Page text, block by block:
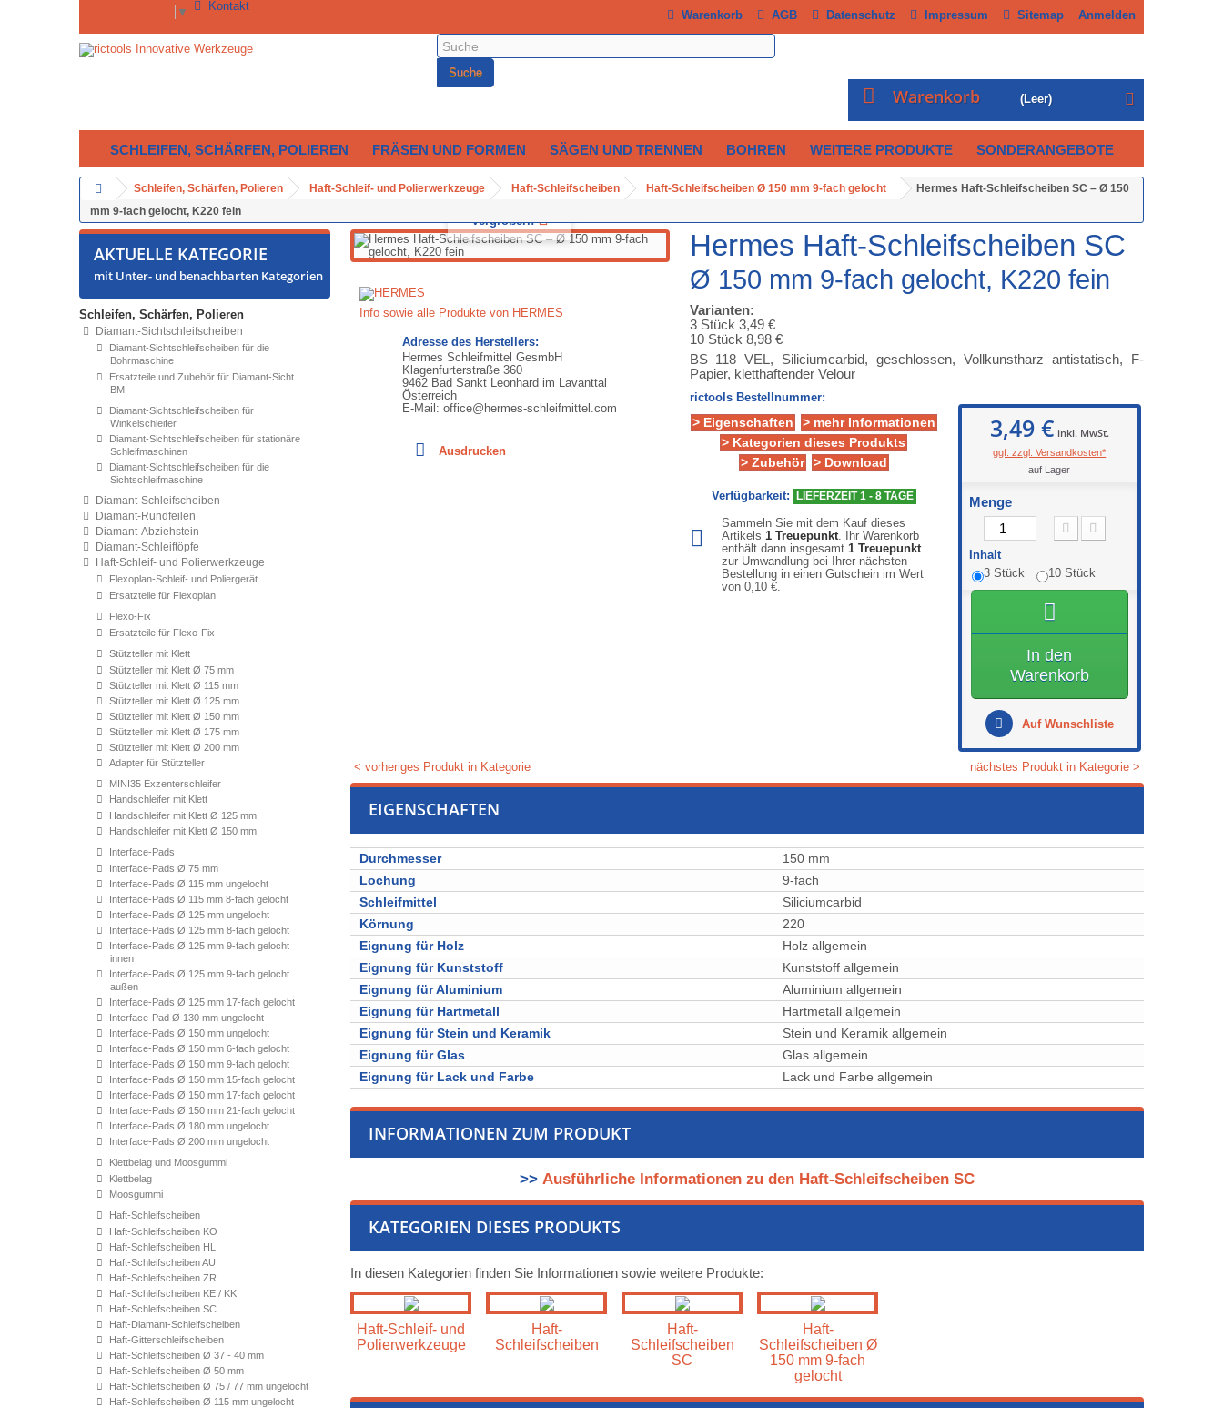
Anmelden
▼ Sitemap
Impressum
Datenschutz
AGB
Warenkorb
Kontakt
Suche
Warenkorb (Leer)
SCHLEIFEN, SCHÄRFEN, POLIEREN FRÄSEN UND FORMEN SÄGEN UND TRENNEN BOHREN WEITERE PRODUKTE SONDERANGEBOTE
Schleifen, Schärfen, Polieren Haft-Schleif- und Polierwerkzeuge Haft-Schleifscheiben Haft-Schleifscheiben Ø 150 mm 9-fach gelocht
Hermes Haft-Schleifscheiben SC – Ø 150
mm 9-fach gelocht, K220 fein
AKTUELLE KATEGORIE
mit Unter- und benachbarten Kategorien
Schleifen, Schärfen, Polieren
Diamant-Sichtschleifscheiben
Diamant-Sichtschleifscheiben für die
Bohrmaschine
Ersatzteile und Zubehör für Diamant-Sicht
BM
Diamant-Sichtschleifscheiben für
Winkelschleifer
Diamant-Sichtschleifscheiben für stationäre
Schleifmaschinen
Diamant-Sichtschleifscheiben für die
Sichtschleifmaschine
Diamant-Schleifscheiben
Diamant-Rundfeilen
Diamant-Abziehstein
Diamant-Schleiftöpfe
Haft-Schleif- und Polierwerkzeuge
Flexoplan-Schleif- und Poliergerät
Ersatzteile für Flexoplan
Flexo-Fix
Ersatzteile für Flexo-Fix
Stützteller mit Klett
Stützteller mit Klett Ø 75 mm
Stützteller mit Klett Ø 115 mm
Stützteller mit Klett Ø 125 mm
Stützteller mit Klett Ø 150 mm
Stützteller mit Klett Ø 175 mm
Stützteller mit Klett Ø 200 mm
Adapter für Stützteller
MINI35 Exzenterschleifer
Handschleifer mit Klett
Handschleifer mit Klett Ø 125 mm
Handschleifer mit Klett Ø 150 mm
Interface-Pads
Interface-Pads Ø 75 mm
Interface-Pads Ø 115 mm ungelocht
Interface-Pads Ø 115 mm 8-fach gelocht
Interface-Pads Ø 125 mm ungelocht
Interface-Pads Ø 125 mm 8-fach gelocht
Interface-Pads Ø 125 mm 9-fach gelocht
innen
Interface-Pads Ø 125 mm 9-fach gelocht
außen
Interface-Pads Ø 125 mm 17-fach gelocht
Interface-Pad Ø 130 mm ungelocht
Interface-Pads Ø 150 mm ungelocht
Interface-Pads Ø 150 mm 6-fach gelocht
Interface-Pads Ø 150 mm 9-fach gelocht
Interface-Pads Ø 150 mm 15-fach gelocht
Interface-Pads Ø 150 mm 17-fach gelocht
Interface-Pads Ø 150 mm 21-fach gelocht
Interface-Pads Ø 180 mm ungelocht
Interface-Pads Ø 200 mm ungelocht
Klettbelag und Moosgummi
Klettbelag
Moosgummi
Haft-Schleifscheiben
Haft-Schleifscheiben KO
Haft-Schleifscheiben HL
Haft-Schleifscheiben AU
Haft-Schleifscheiben ZR
Haft-Schleifscheiben KE / KK
Haft-Schleifscheiben SC
Haft-Diamant-Schleifscheiben
Haft-Gitterschleifscheiben
Haft-Schleifscheiben Ø 37 - 40 mm
Haft-Schleifscheiben Ø 50 mm
Haft-Schleifscheiben Ø 75 / 77 mm ungelocht
Haft-Schleifscheiben Ø 115 mm ungelocht
Vergrößern
Info sowie alle Produkte von HERMES
Adresse des Herstellers:
Hermes Schleifmittel GesmbH
Klagenfurterstraße 360
9462 Bad Sankt Leonhard im Lavanttal
Österreich
E-Mail: office@hermes-schleifmittel.com
Ausdrucken
Hermes Haft-Schleifscheiben SC
Ø 150 mm 9-fach gelocht, K220 fein
Varianten:
3 Stück 3,49 €
10 Stück 8,98 €
BS 118 VEL, Siliciumcarbid, geschlossen, Vollkunstharz antistatisch, F-
Papier, kletthaftender Velour
rictools Bestellnummer:
> Eigenschaften
> mehr Informationen
> Kategorien dieses Produkts
> Zubehör
> Download
Verfügbarkeit: LIEFERZEIT 1 - 8 TAGE
Sammeln Sie mit dem Kauf dieses
Artikels 1Treuepunkt. Ihr Warenkorb
enthält dann insgesamt 1Treuepunkt
zur Umwandlung bei Ihrer nächsten
Bestellung in einen Gutschein im Wert
von 0,10 €.
3,49 € inkl. MwSt.
ggf. zzgl. Versandkosten*
auf Lager
Menge
Inhalt
3 Stück
10 Stück
In den
Warenkorb
Auf Wunschliste
< vorheriges Produkt in Kategorie nächstes Produkt in Kategorie >
EIGENSCHAFTEN
Durchmesser
150 mm
Lochung
9-fach
Schleifmittel
⁠⁠⁠⁠⁠⁠⁠⁠Siliciumcarbid
Körnung
220
Eignung für Holz
Holz allgemein
Eignung für Kunststoff
Kunststoff allgemein
Eignung für Aluminium
Aluminium allgemein
Eignung für Hartmetall
Hartmetall allgemein
Eignung für Stein und Keramik
Stein und Keramik allgemein
Eignung für Glas
Glas allgemein
Eignung für Lack und Farbe
Lack und Farbe allgemein
INFORMATIONEN ZUM PRODUKT
>> Ausführliche Informationen zu den Haft-Schleifscheiben SC
KATEGORIEN DIESES PRODUKTS
In diesen Kategorien finden Sie Informationen sowie weitere Produkte:
Haft-Schleif- und
Polierwerkzeuge
Haft-
Schleifscheiben
Haft-
Schleifscheiben
SC
Haft-
Schleifscheiben Ø
150 mm 9-fach
gelocht